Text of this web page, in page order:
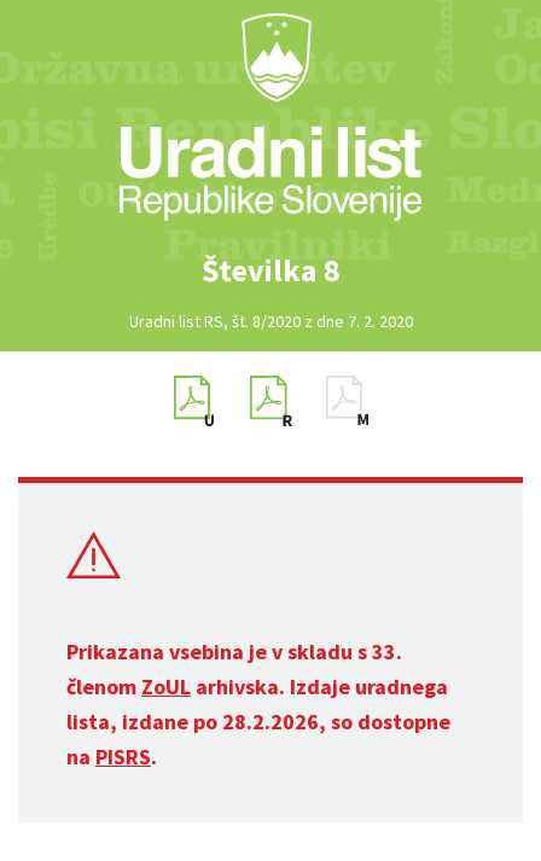
Številka 8
Uradni list RS, št. 8/2020 z dne 7. 2. 2020
Prikazana vsebina je v skladu s 33.
členom ZoUL arhivska. Izdaje uradnega
lista, izdane po 28.2.2026, so dostopne
na PISRS.